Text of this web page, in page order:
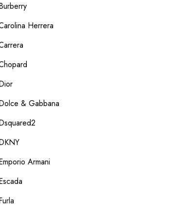
Herrera
& Gabbana
Armani